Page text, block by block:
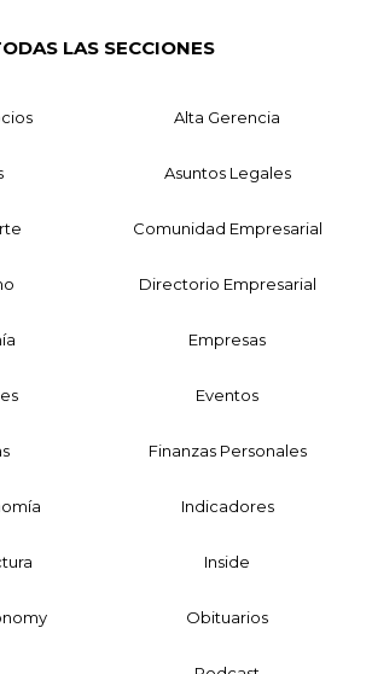
LAS SECCIONES
Alta Gerencia
Asuntos Legales
Comunidad Empresarial
Directorio Empresarial
Empresas
Eventos
Finanzas Personales
Indicadores
Inside
Obituarios